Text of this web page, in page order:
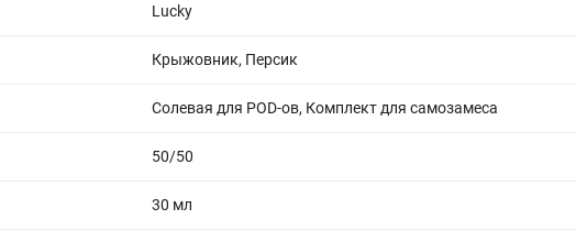
Lucky
Крыжовник, Персик
Солевая для POD-ов, Комплект для самозамеса
50/50
30 мл